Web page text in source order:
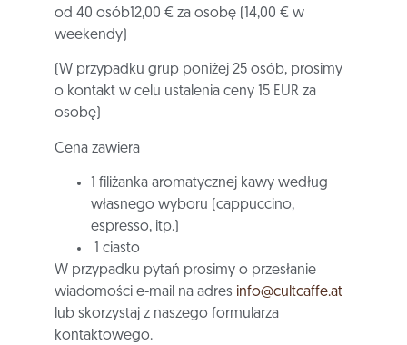
od 40 osób 12,00 € za osobę (14,00 € w
weekendy)
(W przypadku grup poniżej 25 osób, prosimy
o kontakt w celu ustalenia ceny 15 EUR za
osobę)
Cena zawiera
1 filiżanka aromatycznej kawy według
własnego wyboru (cappuccino,
espresso, itp.)
1 ciasto
W przypadku pytań prosimy o przesłanie
wiadomości e-mail na adres info@cultcaffe.at
lub skorzystaj z naszego formularza
kontaktowego.